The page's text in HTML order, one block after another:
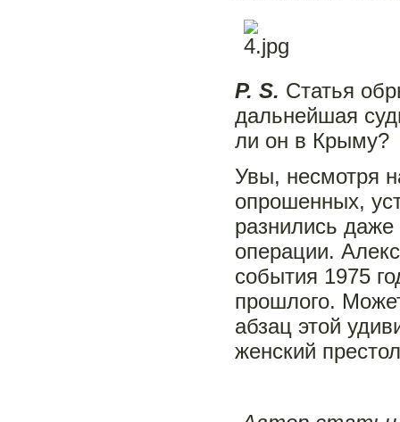
P. S. Статья
дальнейшая
ли он в Крыму?
Увы, несмотря
опрошенных,
разнились
операции.
события 1975
прошлого.
абзац этой
женский